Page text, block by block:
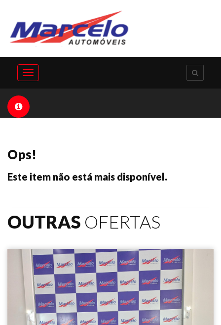
Toggle
navigation
Ops!
Este item não está mais disponível.
OUTRAS OFERTAS